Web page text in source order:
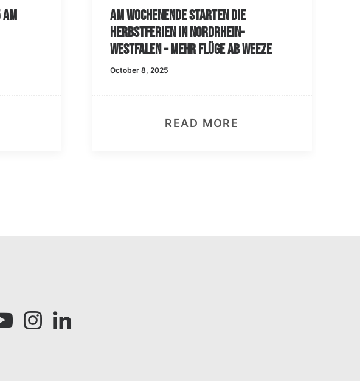
Am Wochenende starten die
Herbstferien in Nordrhein-
Westfalen – mehr Flüge ab Weeze
October 8, 2025
READ MORE